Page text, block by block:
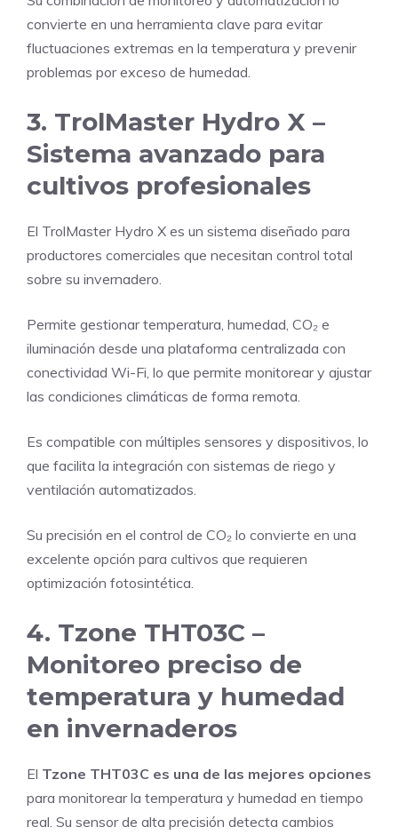
convierte en una herramienta clave para evitar
fluctuaciones extremas en la temperatura y prevenir
problemas por exceso de humedad.
3. TrolMaster Hydro X –
Sistema avanzado para
cultivos profesionales
El TrolMaster Hydro X es un sistema diseñado para
productores comerciales que necesitan control total
sobre su invernadero.
Permite gestionar temperatura, humedad, CO₂ e
iluminación desde una plataforma centralizada con
conectividad Wi-Fi, lo que permite monitorear y ajustar
las condiciones climáticas de forma remota.
Es compatible con múltiples sensores y dispositivos, lo
que facilita la integración con sistemas de riego y
ventilación automatizados.
Su precisión en el control de CO₂ lo convierte en una
excelente opción para cultivos que requieren
optimización fotosintética.
4. Tzone THT03C –
Monitoreo preciso de
temperatura y humedad
en invernaderos
El Tzone THT03C es una de las mejores opciones
para monitorear la temperatura y humedad en tiempo
real. Su sensor de alta precisión detecta cambios